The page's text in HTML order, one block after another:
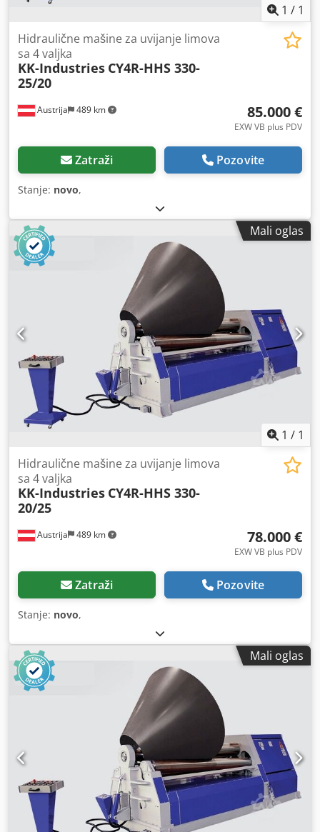
1 / 1
Austrija 489 km
Hidraulične mašine za uvijanje limova
sa 4 valjka
KK-Industries CY4R-HHS 330-
25/20
85.000 €
EXW VB plus PDV
Zatraži Pozovite
Stanje: novo,
Mali oglas
1 / 1
Austrija 489 km
Hidraulične mašine za uvijanje limova
sa 4 valjka
KK-Industries CY4R-HHS 330-
20/25
78.000 €
EXW VB plus PDV
Zatraži Pozovite
Stanje: novo,
Mali oglas